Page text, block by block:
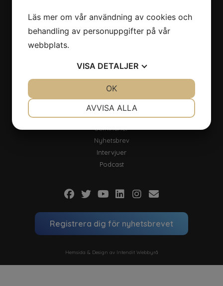
Nerladdningar
Klimatbokslut
Aktuellt
Nyheter
Seminarier
Nyhetsbrev
Intervjuer
Podcast
Registrera dig för nyhetsbrevet
Hemsida & Design av Intendit Webbyrå
Läs mer om vår användning av cookies och
behandling av personuppgifter på vår
webbplats.
VISA DETALJER
MARKNADSFÖRING
AVVISA ALLA
OK